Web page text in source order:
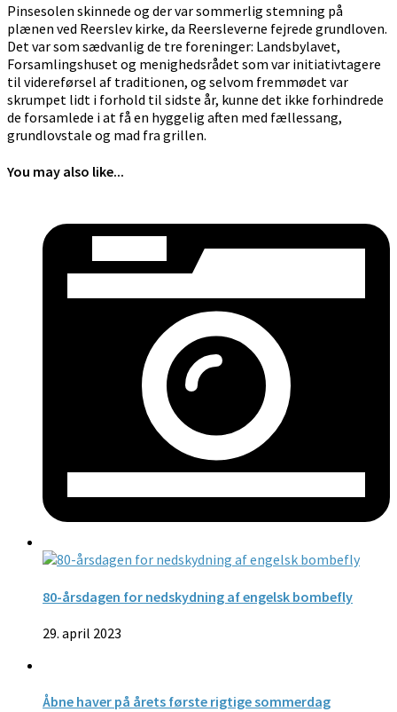
Pinsesolen skinnede og der var sommerlig stemning på
plænen ved Reerslev kirke, da Reersleverne fejrede grundloven.
Det var som sædvanlig de tre foreninger: Landsbylavet,
Forsamlingshuset og menighedsrådet som var initiativtagere
til videreførsel af traditionen, og selvom fremmødet var
skrumpet lidt i forhold til sidste år, kunne det ikke forhindrede
de forsamlede i at få en hyggelig aften med fællessang,
grundlovstale og mad fra grillen.
You may also like...
80-årsdagen for nedskydning af engelsk bombefly
29. april 2023
Åbne haver på årets første rigtige sommerdag